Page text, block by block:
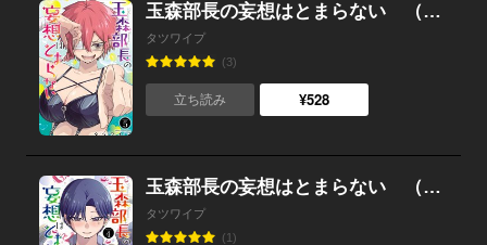
玉森部長の妄想はとまらない （5）
タツワイプ
(3)
立ち読み ¥528
玉森部長の妄想はとまらない （4）
タツワイプ
(1)